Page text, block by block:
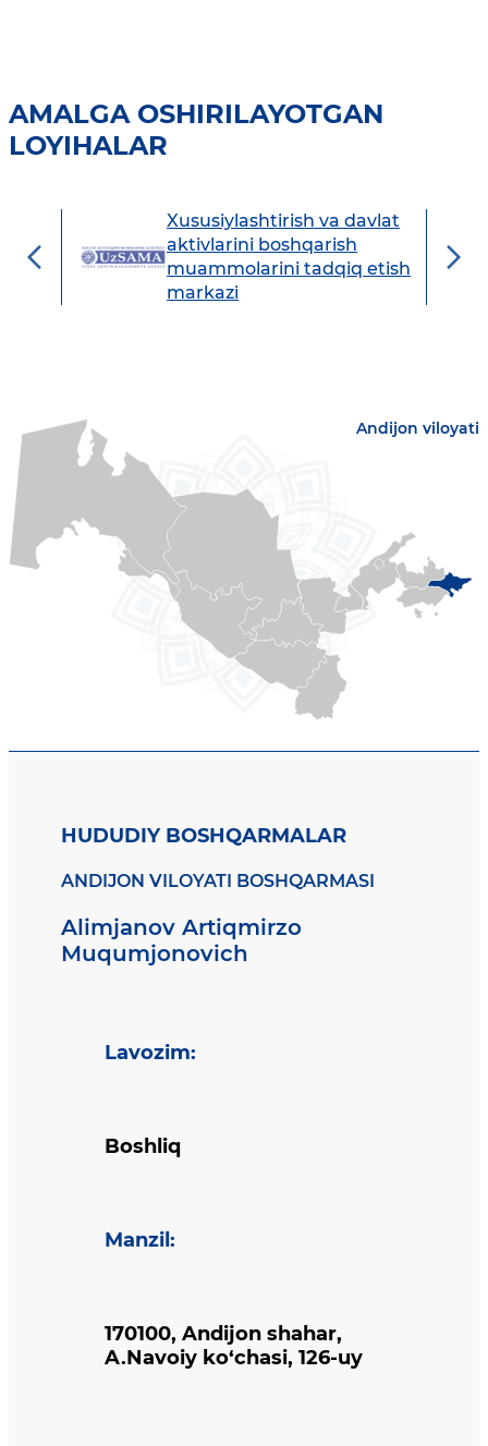
AMALGA OSHIRILAYOTGAN
LOYIHALAR
Xususiylashtirish va davlat
aktivlarini boshqarish
muammolarini tadqiq etish
markazi
Andijon viloyati
HUDUDIY BOSHQARMALAR
ANDIJON VILOYATI BOSHQARMASI
Alimjanov Artiqmirzo
Muqumjonovich
Lavozim:
Boshliq
Manzil :
170100, Andijon shahar,
A.Navoiy ko‘chasi, 126-uy